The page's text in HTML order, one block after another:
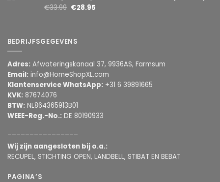
€33.99 €28.95
BEDRIJFSGEGEVENS
Adres: Afwateringskanaal 37, 9936AS, Farmsum
Email: info@HomeShopXL.com
Klantenservice WhatsApp: +31 6 39891665
KVK: 87674076
BTW: NL864365913B01
WEEE-Reg.-No.: DE 80190933
Wij zijn aangesloten bij o.a.:
RECUPEL, STICHTING OPEN, LANDBELL, STIBAT EN BEBAT
PAGINA’S